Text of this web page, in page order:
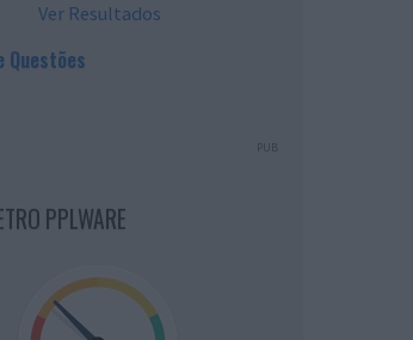
Ver Resultados
Questões
PUB
PPLWARE